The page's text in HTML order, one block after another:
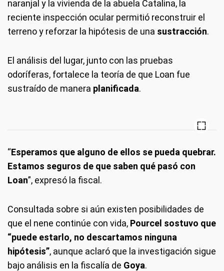
naranjal y la vivienda de la abuela Catalina, la
reciente inspección ocular permitió reconstruir el
terreno y reforzar la hipótesis de una sustracción.
El análisis del lugar, junto con las pruebas
odoríferas, fortalece la teoría de que Loan fue
sustraído de manera planificada.
“Esperamos que alguno de ellos se pueda quebrar.
Estamos seguros de que saben qué pasó con
Loan”, expresó la fiscal.
Consultada sobre si aún existen posibilidades de
que el nene continúe con vida, Pourcel sostuvo que
“puede estarlo, no descartamos ninguna
hipótesis”, aunque aclaró que la investigación sigue
bajo análisis en la fiscalía de Goya.